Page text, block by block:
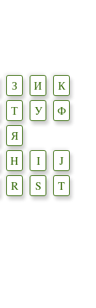
З И
К
Т У
Ф
Я
H I
J
R S
T